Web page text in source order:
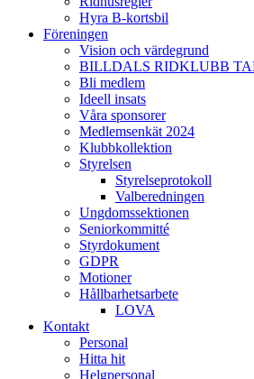
Hyra B-kortsbil
Föreningen
Vision och värdegrund
BILLDALS RIDKLUBB
Bli medlem
Ideell insats
Våra sponsorer
Medlemsenkät 2024
Klubbkollektion
Styrelsen
Styrelseprotokoll
Valberedningen
Ungdomssektionen
Seniorkommitté
Styrdokument
GDPR
Motioner
Hållbarhetsarbete
LOVA
Kontakt
Personal
Hitta hit
Helgpersonal